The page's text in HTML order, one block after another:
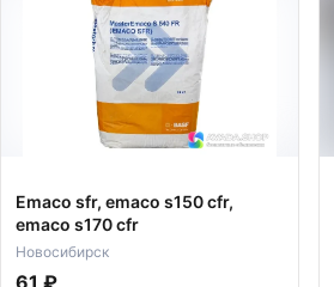
Emaco sfr, emaco s150 cfr,
emaco s170 cfr
Новосибирск
61 ₽